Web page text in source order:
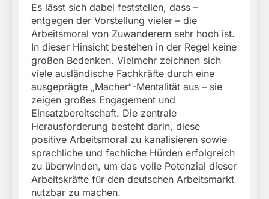
Es lässt sich dabei feststellen, dass –
entgegen der Vorstellung vieler – die
Arbeitsmoral von Zuwanderern sehr hoch ist.
In dieser Hinsicht bestehen in der Regel keine
großen Bedenken. Vielmehr zeichnen sich
viele ausländische Fachkräfte durch eine
ausgeprägte „Macher“-Mentalität aus – sie
zeigen großes Engagement und
Einsatzbereitschaft. Die zentrale
Herausforderung besteht darin, diese
positive Arbeitsmoral zu kanalisieren sowie
sprachliche und fachliche Hürden erfolgreich
zu überwinden, um das volle Potenzial dieser
Arbeitskräfte für den deutschen Arbeitsmarkt
nutzbar zu machen.